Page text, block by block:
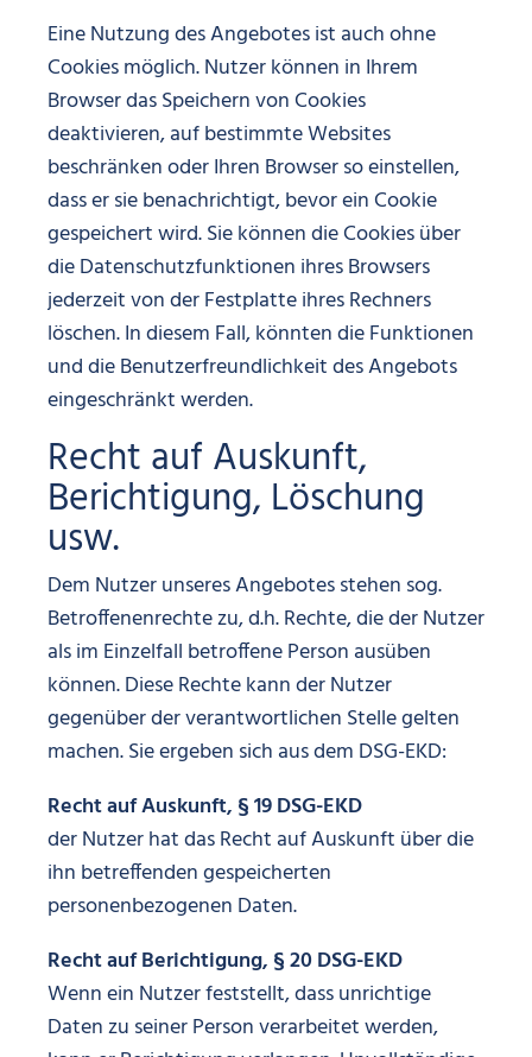
Eine Nutzung des Angebotes ist auch ohne
Cookies möglich. Nutzer können in Ihrem
Browser das Speichern von Cookies
deaktivieren, auf bestimmte Websites
beschränken oder Ihren Browser so einstellen,
dass er sie benachrichtigt, bevor ein Cookie
gespeichert wird. Sie können die Cookies über
die Datenschutzfunktionen ihres Browsers
jederzeit von der Festplatte ihres Rechners
löschen. In diesem Fall, könnten die Funktionen
und die Benutzerfreundlichkeit des Angebots
eingeschränkt werden.
Recht auf Auskunft,
Berichtigung, Löschung
usw.
Dem Nutzer unseres Angebotes stehen sog.
Betroffenenrechte zu, d.h. Rechte, die der Nutzer
als im Einzelfall betroffene Person ausüben
können. Diese Rechte kann der Nutzer
gegenüber der verantwortlichen Stelle gelten
machen. Sie ergeben sich aus dem DSG-EKD:
Recht auf Auskunft, § 19 DSG-EKD
der Nutzer hat das Recht auf Auskunft über die
ihn betreffenden gespeicherten
personenbezogenen Daten.
Recht auf Berichtigung, § 20 DSG-EKD
Wenn ein Nutzer feststellt, dass unrichtige
Daten zu seiner Person verarbeitet werden,